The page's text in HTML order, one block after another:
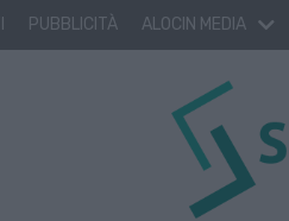
PUBBLICITÀ ALOCIN MEDIA